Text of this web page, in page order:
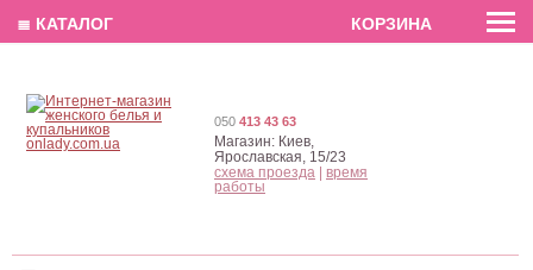
EN РУС
050 413 43 63
Магазин: Киев,
Ярославская, 15/23
схема проезда
время
работы
≣ КАТАЛОГ КОРЗИНА